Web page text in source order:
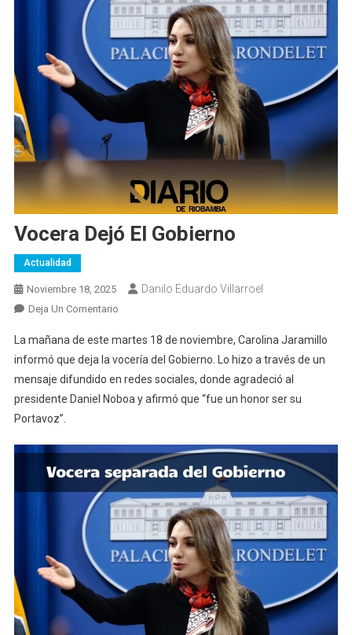
Vocera Dejó El Gobierno
Actualidad
Noviembre 18, 2025 Danilo Eduardo Villarroel
Deja Un ComentarioEn
Dejó
El
Gobierno
La mañana de este martes 18 de noviembre, Carolina Jaramillo
informó que deja la vocería del Gobierno. Lo hizo a través de un
mensaje difundido en redes sociales, donde agradeció al
presidente Daniel Noboa y afirmó que “fue un honor ser su
Portavoz”.